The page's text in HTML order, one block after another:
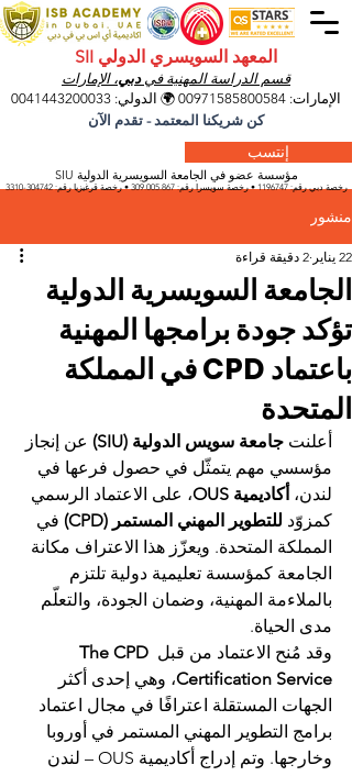
المعهد السويسري الدولي SII
قسم الدراسة المهنية فيدبي، الإمارات
إنتسب
مؤسسة عضو في الجامعة السويسرية الدولية SIU
رخصة دبي رقم:1196747• رخصة سويسرا رقم:309.005.867• رخصة قرغيزيارقم:304742-3310
الإمارات: 00971585800584 🌍 الدولي: 0041443200033
كن شريكنا المعتمد - تقدم الآن
منشور
الجامعة السويسرية الدولية
تؤكد جودة برامجها المهنية
باعتماد CPD في المملكة
المتحدة
22 يناير 2 دقيقة قراءة
أعلنت جامعة سويس الدولية (SIU)
عن إنجاز
مؤسسي مهم يتمثّل في حصول فرعها في
لندن، أكاديمية OUS
، على الاعتماد الرسمي
كمزوّد للتطوير المهني المستمر (CPD)
في
المملكة المتحدة. ويعزّز هذا الاعتراف مكانة
الجامعة كمؤسسة تعليمية دولية تلتزم
بالملاءمة المهنية، وضمان الجودة، والتعلّم
مدى الحياة.
وقد مُنح الاعتماد من قبل The CPD
Certification Service، وهي إحدى أكثر
الجهات المستقلة اعترافًا في مجال اعتماد
برامج التطوير المهني المستمر في أوروبا
وخارجها. وتم إدراج أكاديمية OUS – لندن